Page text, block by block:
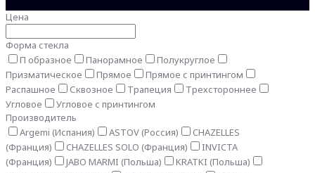
Цена
Форма стекла
П образное
Панорамное
Полукруглое
Призматическое
Прямое
Прямое с принтингом
Распашное
Сквозное Трапеция
Трехстороннее
Угловое
Угловое с принтингом
Производитель
Argemi (Испания)
ASTOV (Россия)
CHAZELLES
(Франция)
CHAZELLES SOLO (Франция)
INVICTA
(Франция)
JABO MARMI (Польша)
KRATKI (Польша)